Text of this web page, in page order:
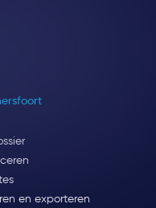
en exporteren